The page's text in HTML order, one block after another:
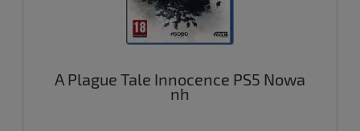
A Plague Tale Innocence PS5 Nowa
nh